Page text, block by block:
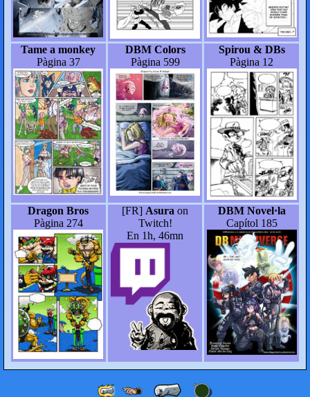
Tame a monkey
Pàgina 37
DBM Colors
Pàgina 599
Spirou & DBs
Pàgina 12
Dragon Bros
Pàgina 274
[FR] Asura on
Twitch!
En 1h, 46mn
DBM Novel·la
Capítol 185